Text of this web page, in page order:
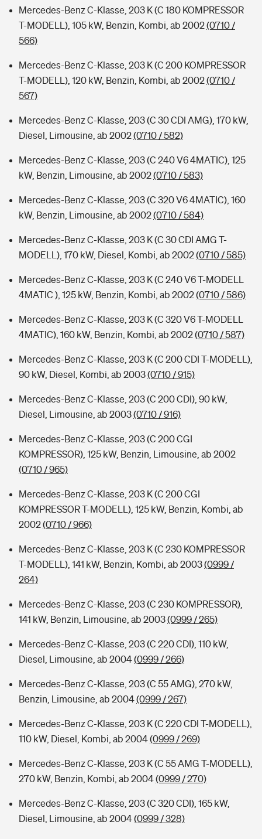
Mercedes-Benz C-Klasse, 203 K (C 180 KOMPRESSOR
T-MODELL), 105 kW, Benzin, Kombi, ab 2002(0710 /
566)
Mercedes-Benz C-Klasse, 203 K (C 200 KOMPRESSOR
T-MODELL), 120 kW, Benzin, Kombi, ab 2002(0710 /
567)
Mercedes-Benz C-Klasse, 203 (C 30 CDI AMG), 170 kW,
Diesel, Limousine, ab 2002(0710 / 582)
Mercedes-Benz C-Klasse, 203 (C 240 V6 4MATIC), 125
kW, Benzin, Limousine, ab 2002(0710 / 583)
Mercedes-Benz C-Klasse, 203 (C 320 V6 4MATIC), 160
kW, Benzin, Limousine, ab 2002(0710 / 584)
Mercedes-Benz C-Klasse, 203 K (C 30 CDI AMG T-
MODELL), 170 kW, Diesel, Kombi, ab 2002(0710 / 585)
Mercedes-Benz C-Klasse, 203 K (C 240 V6 T-MODELL
4MATIC ), 125 kW, Benzin, Kombi, ab 2002(0710 / 586)
Mercedes-Benz C-Klasse, 203 K (C 320 V6 T-MODELL
4MATIC), 160 kW, Benzin, Kombi, ab 2002(0710 / 587)
Mercedes-Benz C-Klasse, 203 K (C 200 CDI T-MODELL),
90 kW, Diesel, Kombi, ab 2003(0710 / 915)
Mercedes-Benz C-Klasse, 203 (C 200 CDI), 90 kW,
Diesel, Limousine, ab 2003(0710 / 916)
Mercedes-Benz C-Klasse, 203 (C 200 CGI
KOMPRESSOR), 125 kW, Benzin, Limousine, ab 2002
(0710 / 965)
Mercedes-Benz C-Klasse, 203 K (C 200 CGI
KOMPRESSOR T-MODELL), 125 kW, Benzin, Kombi, ab
2002(0710 / 966)
Mercedes-Benz C-Klasse, 203 K (C 230 KOMPRESSOR
T-MODELL), 141 kW, Benzin, Kombi, ab 2003(0999 /
264)
Mercedes-Benz C-Klasse, 203 (C 230 KOMPRESSOR),
141 kW, Benzin, Limousine, ab 2003(0999 / 265)
Mercedes-Benz C-Klasse, 203 (C 220 CDI), 110 kW,
Diesel, Limousine, ab 2004(0999 / 266)
Mercedes-Benz C-Klasse, 203 (C 55 AMG), 270 kW,
Benzin, Limousine, ab 2004(0999 / 267)
Mercedes-Benz C-Klasse, 203 K (C 220 CDI T-MODELL),
110 kW, Diesel, Kombi, ab 2004(0999 / 269)
Mercedes-Benz C-Klasse, 203 K (C 55 AMG T-MODELL),
270 kW, Benzin, Kombi, ab 2004(0999 / 270)
Mercedes-Benz C-Klasse, 203 (C 320 CDI), 165 kW,
Diesel, Limousine, ab 2004(0999 / 328)